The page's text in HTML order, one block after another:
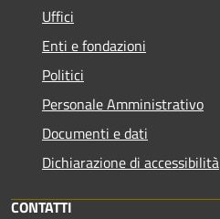
Uffici
Enti e fondazioni
Politici
Personale Amministrativo
Documenti e dati
Dichiarazione di accessibilità
CONTATTI